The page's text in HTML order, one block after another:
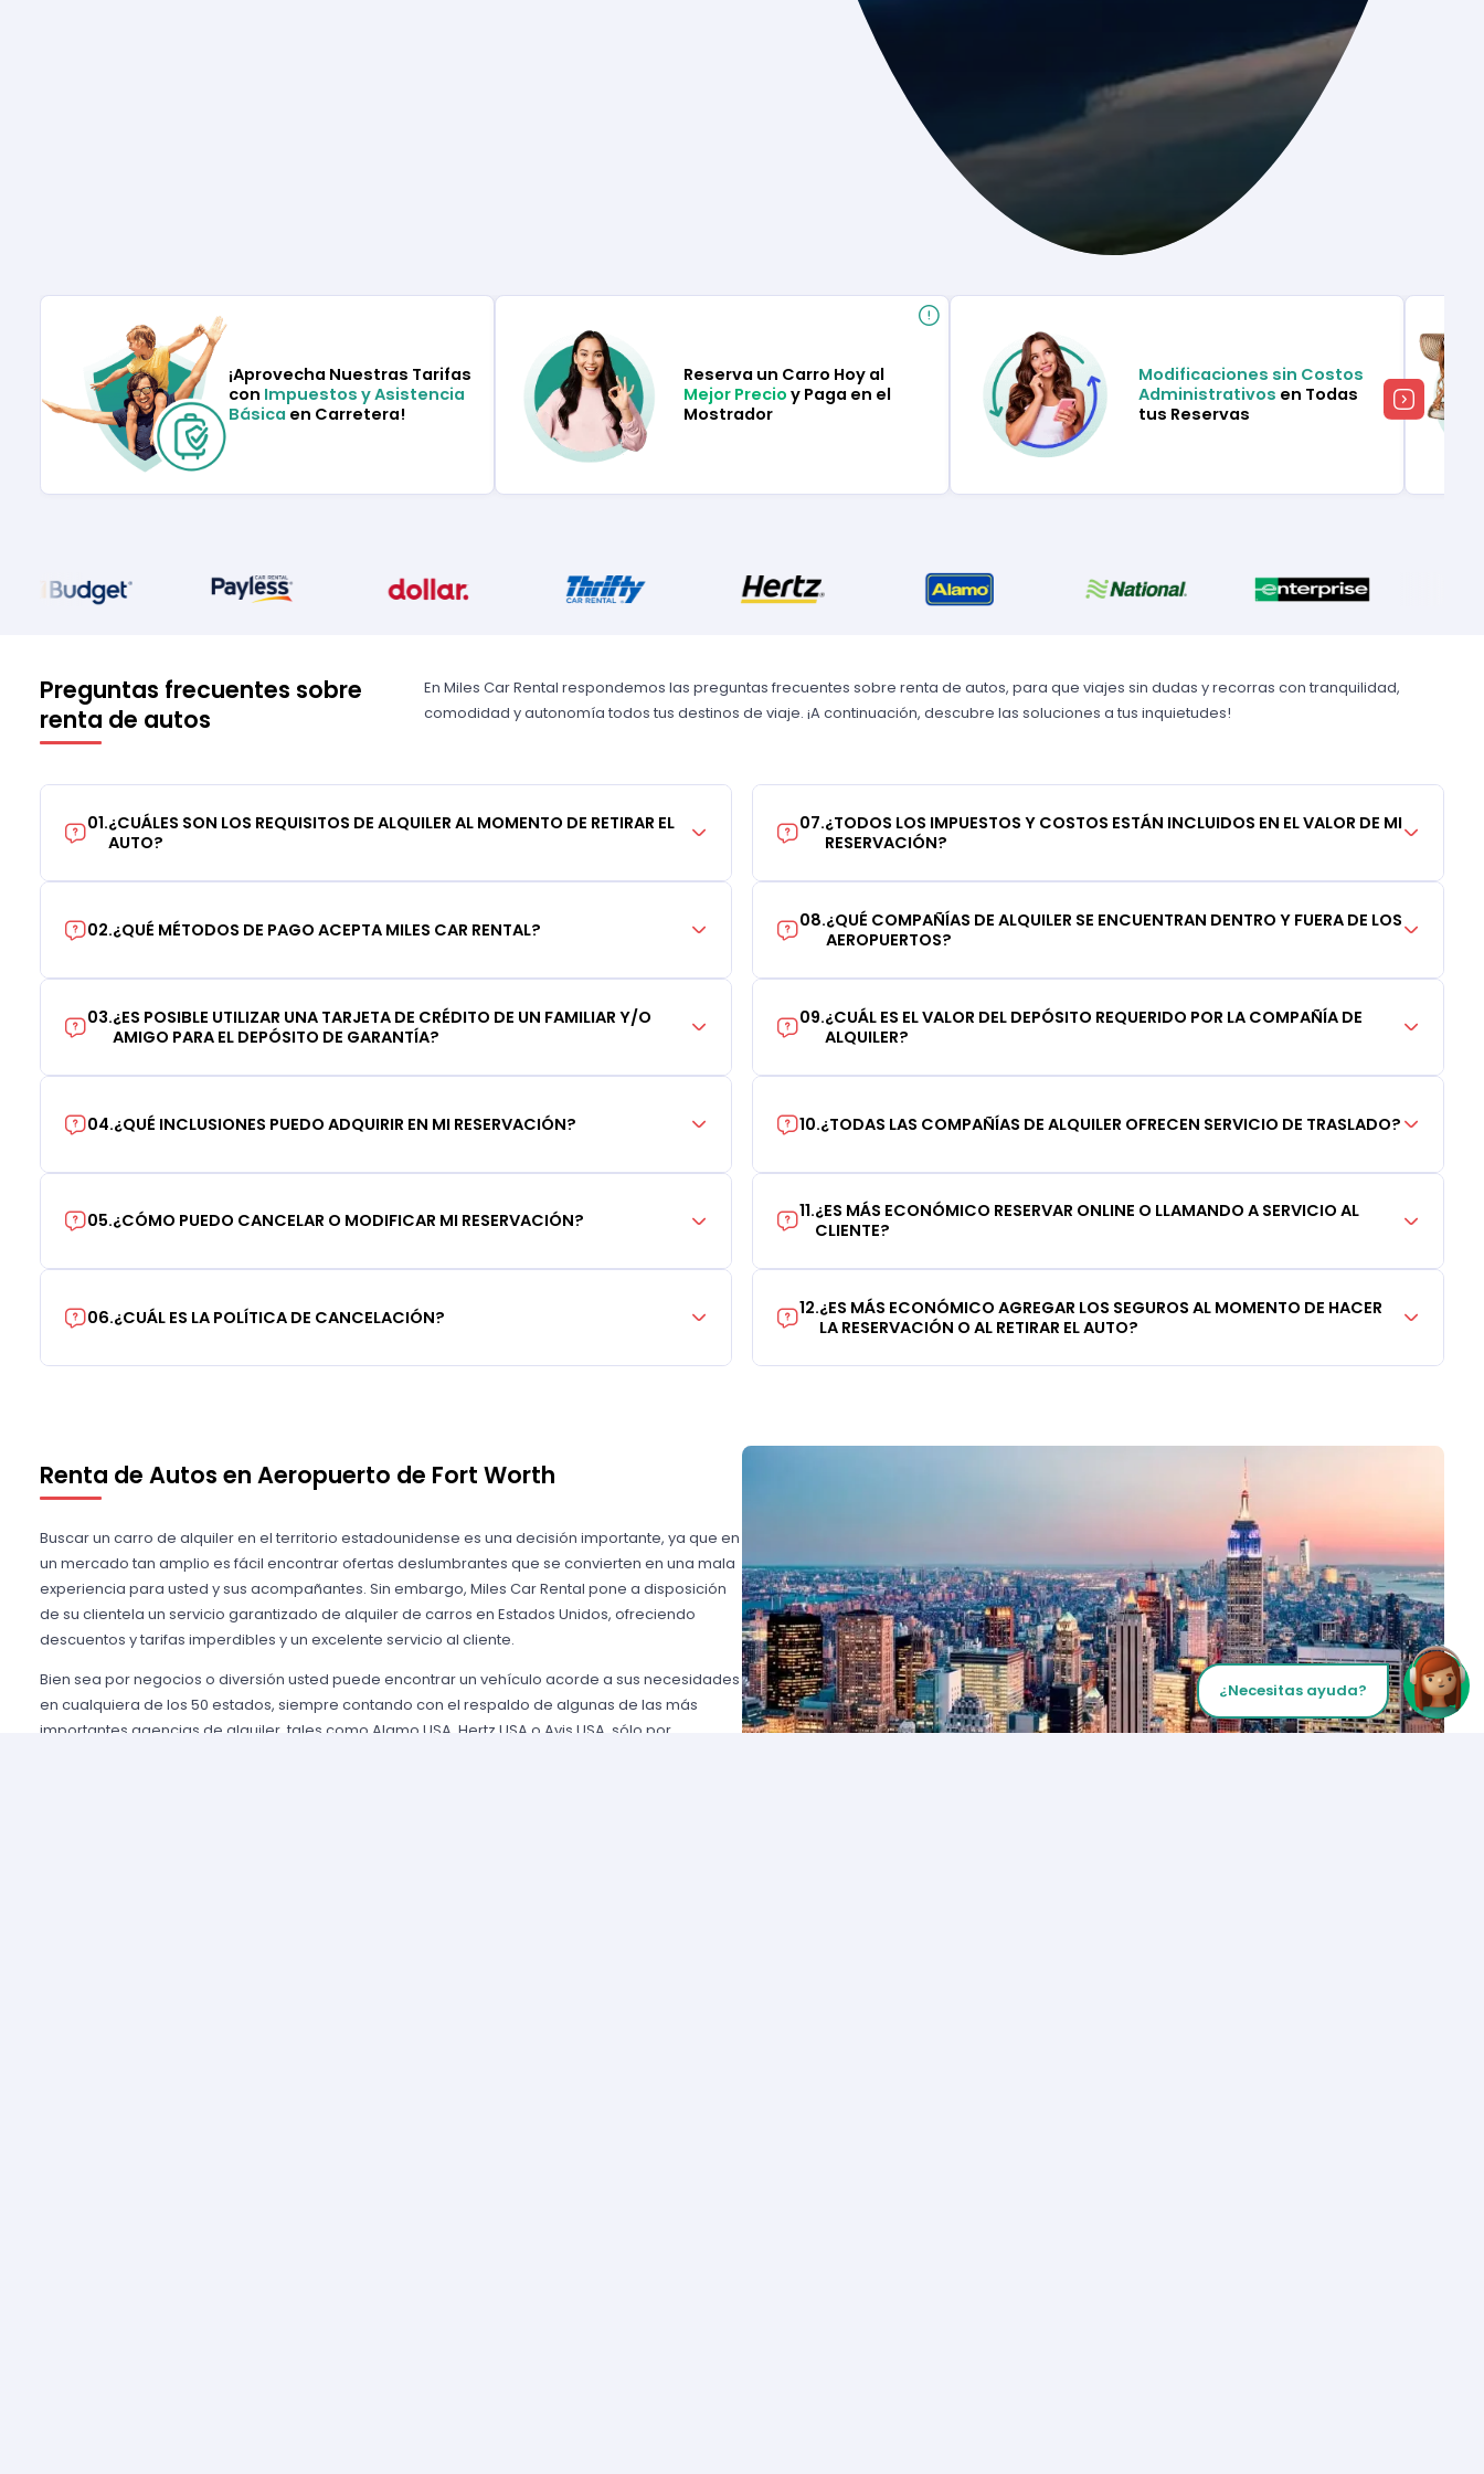
¡Aprovecha Nuestras Tarifas
con Impuestos y Asistencia
Básica en Carretera!
Reserva un Carro Hoy al
Mejor Precio y Paga en el
Mostrador
Modificaciones sin Costos
Administrativos en Todas
tus Reservas
Preguntas frecuentes sobre
renta de autos
En Miles Car Rental respondemos las preguntas frecuentes sobre renta de autos, para que viajes sin dudas y recorras con tranquilidad,
comodidad y autonomía todos tus destinos de viaje. ¡A continuación, descubre las soluciones a tus inquietudes!
01.¿CUÁLES SON LOS REQUISITOS DE ALQUILER AL MOMENTO DE RETIRAR EL
AUTO?
02.¿QUÉ MÉTODOS DE PAGO ACEPTA MILES CAR RENTAL?
03.¿ES POSIBLE UTILIZAR UNA TARJETA DE CRÉDITO DE UN FAMILIAR Y/O
AMIGO PARA EL DEPÓSITO DE GARANTÍA?
04.¿QUÉ INCLUSIONES PUEDO ADQUIRIR EN MI RESERVACIÓN?
05.¿CÓMO PUEDO CANCELAR O MODIFICAR MI RESERVACIÓN?
06.¿CUÁL ES LA POLÍTICA DE CANCELACIÓN?
07.¿TODOS LOS IMPUESTOS Y COSTOS ESTÁN INCLUIDOS EN EL VALOR DE MI
RESERVACIÓN?
08.¿QUÉ COMPAÑÍAS DE ALQUILER SE ENCUENTRAN DENTRO Y FUERA DE LOS
AEROPUERTOS?
09.¿CUÁL ES EL VALOR DEL DEPÓSITO REQUERIDO POR LA COMPAÑÍA DE
ALQUILER?
10.¿TODAS LAS COMPAÑÍAS DE ALQUILER OFRECEN SERVICIO DE TRASLADO?
11.¿ES MÁS ECONÓMICO RESERVAR ONLINE O LLAMANDO A SERVICIO AL
CLIENTE?
12.¿ES MÁS ECONÓMICO AGREGAR LOS SEGUROS AL MOMENTO DE HACER
LA RESERVACIÓN O AL RETIRAR EL AUTO?
¿Necesitas ayuda?
Renta de Autos en Aeropuerto de Fort Worth
Buscar un carro de alquiler en el territorio estadounidense es una decisión importante, ya que en
un mercado tan amplio es fácil encontrar ofertas deslumbrantes que se convierten en una mala
experiencia para usted y sus acompañantes. Sin embargo, Miles Car Rental pone a disposición
de su clientela un servicio garantizado de alquiler de carros en Estados Unidos, ofreciendo
descuentos y tarifas imperdibles y un excelente servicio al cliente.
Bien sea por negocios o diversión usted puede encontrar un vehículo acorde a sus necesidades
en cualquiera de los 50 estados, siempre contando con el respaldo de algunas de las más
importantes agencias de alquiler, tales como Alamo USA, Hertz USA o Avis USA, sólo por